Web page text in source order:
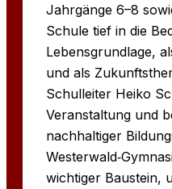
Jahrgänge 6–8
Schule tief in die
Lebensgrundlage,
und als
Schulleiter Heiko
Veranstaltung und
nachhaltiger
wichtiger Baustein,